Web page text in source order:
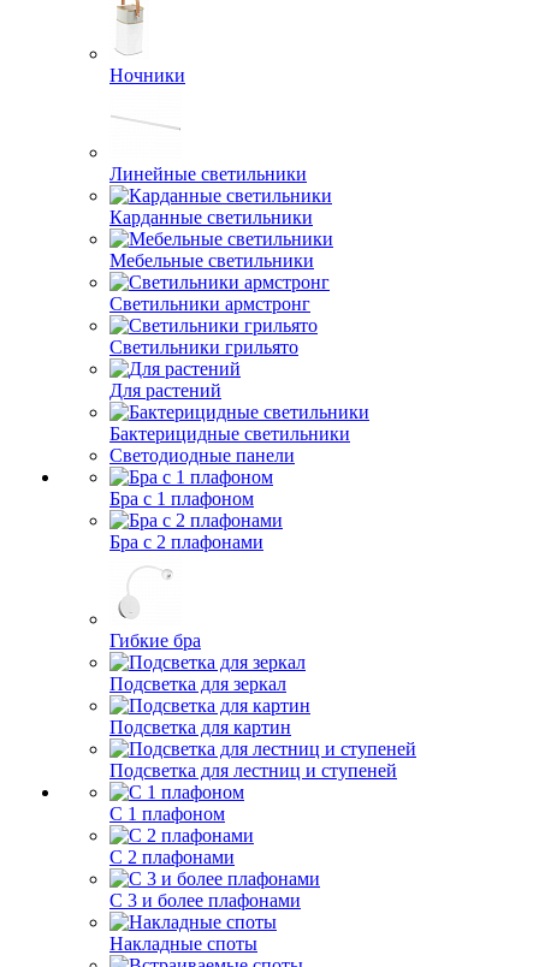
Ночники
Линейные светильники
Карданные светильники
Мебельные светильники
Светильники армстронг
Светильники грильято
Для растений
Бактерицидные светильники
Светодиодные панели
Бра с 1 плафоном
Бра с 2 плафонами
Гибкие бра
Подсветка для зеркал
Подсветка для картин
Подсветка для лестниц и ступеней
С 1 плафоном
С 2 плафонами
С 3 и более плафонами
Накладные споты